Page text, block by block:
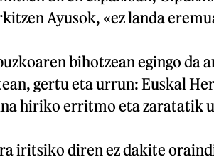
Ayusok, «ez landa
bihotzean egingo da
gertu eta urrun: Euskal
hiriko erritmo eta zaratatik
iritsiko diren ez dakite